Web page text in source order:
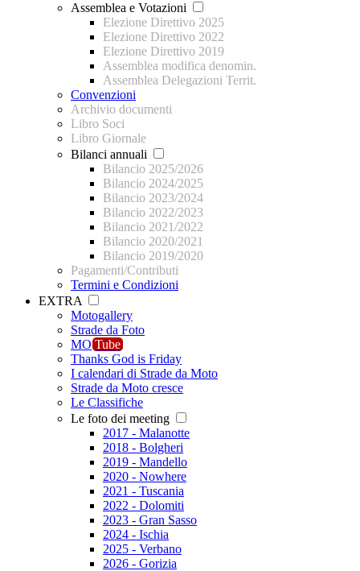
Assemblea e Votazioni
Elezione Direttivo 2025
Elezione Direttivo 2022
Elezione Direttivo 2019
Assemblea modifica denomin.
Assemblea Delegazioni Territ.
Convenzioni
Archivio documenti
Libro Soci
Libro Giornale
Bilanci annuali
Bilancio 2025/2026
Bilancio 2024/2025
Bilancio 2023/2024
Bilancio 2022/2023
Bilancio 2021/2022
Bilancio 2020/2021
Bilancio 2019/2020
Pagamenti/Contributi
Termini e Condizioni
EXTRA
Motogallery
Strade da Foto
MO Tube
Thanks God is Friday
I calendari di Strade da Moto
Strade da Moto cresce
Le Classifiche
Le foto dei meeting
2017 - Malanotte
2018 - Bolgheri
2019 - Mandello
2020 - Nowhere
2021 - Tuscania
2022 - Dolomiti
2023 - Gran Sasso
2024 - Ischia
2025 - Verbano
2026 - Gorizia